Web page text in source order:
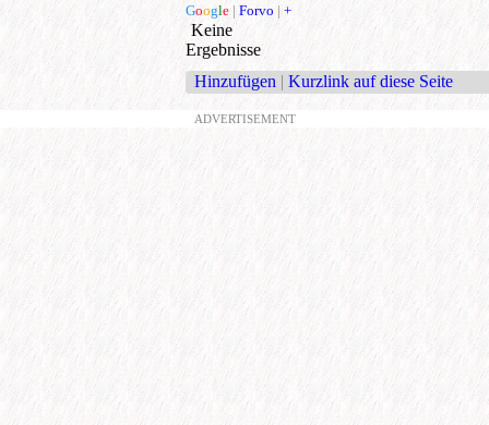
Google | Forvo | +
Keine
Ergebnisse
Hinzufügen | Kurzlink auf diese Seite
ADVERTISEMENT